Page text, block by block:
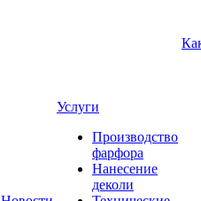
Услуги
Производство
фарфора
Нанесение
деколи